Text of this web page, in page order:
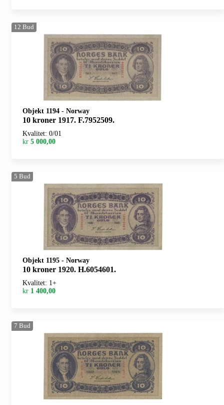
12 Bud
Objekt 1194 - Norway
10 kroner 1917. F.7952509.
Kvalitet: 0/01
kr 5 000,00
5 Bud
Objekt 1195 - Norway
10 kroner 1920. H.6054601.
Kvalitet: 1+
kr 1 400,00
7 Bud